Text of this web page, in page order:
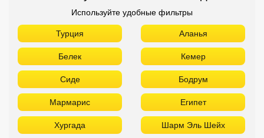
Используйте удобные фильтры
Турция Аланья
Белек Кемер
Сиде Бодрум
Мармарис Египет
Хургада Шарм Эль Шейх